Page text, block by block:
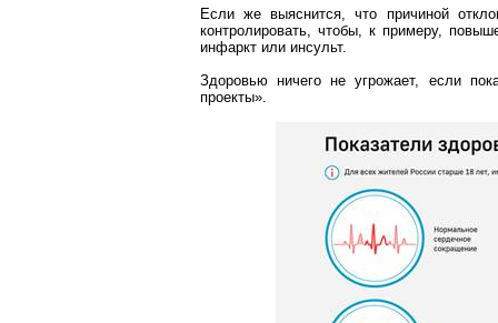
Если же выяснится, что причиной
контролировать, чтобы, к примеру,
инфаркт или инсульт.
Здоровью ничего не угрожает, если
проекты».